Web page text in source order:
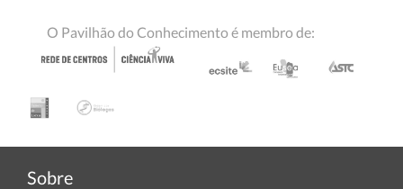
O Pavilhão do Conhecimento é membro de:
Sobre